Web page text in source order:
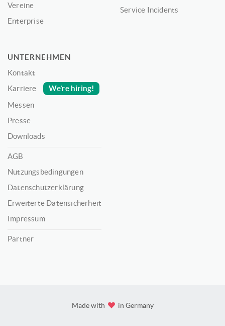
Vereine
Enterprise
Service Incidents
UNTERNEHMEN
Kontakt
Karriere
We’re hiring!
Messen
Presse
Downloads
AGB
Nutzungsbedingungen
Datenschutzerklärung
Erweiterte Datensicherheit
Impressum
Partner
Made with in Germany